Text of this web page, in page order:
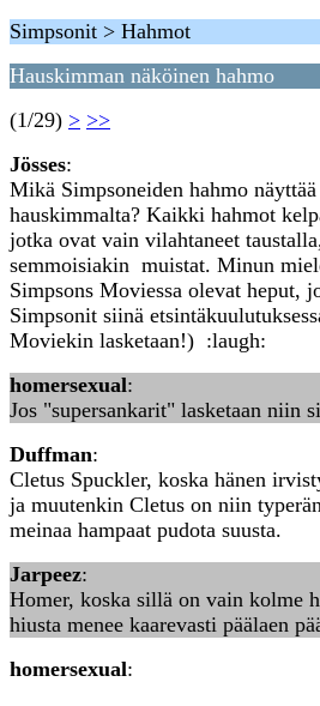
Simpsonit > Hahmot
Hauskimman näköinen hahmo
(1/29) > >>
Jösses:
Mikä Simpsoneiden hahmo
hauskimmalta? Kaikki hahmot
jotka ovat vain vilahtaneet
semmoisiakin muistat. Minun
Simpsons Moviessa olevat heput,
Simpsonit siinä
Moviekin lasketaan!) :laugh:
homersexual:
Jos "supersankarit" lasketaan niin
Duffman:
Cletus Spuckler, koska hänen
ja muutenkin Cletus on niin
meinaa hampaat pudota suusta.
Jarpeez:
Homer, koska sillä on vain kolme
hiusta menee kaarevasti päälaen
homersexual: